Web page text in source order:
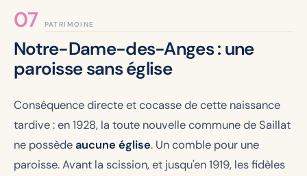
PATRIMOINE
Notre-Dame-des-Anges : une
paroisse sans église
Conséquence directe et cocasse de cette naissance
tardive : en 1928, la toute nouvelle commune de Saillat
ne possèdeaucune église. Un comble pour une
paroisse. Avant la scission, et jusqu'en 1919, les fidèles